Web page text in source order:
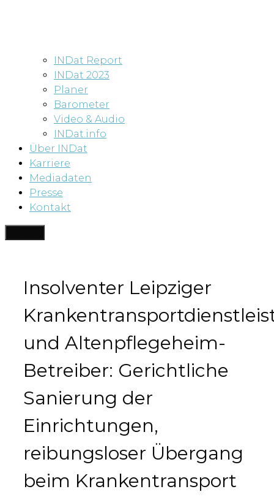
INDat Report
INDat 2023
Planer
Barometer
Video & Audio
INDat.info
Über INDat
Karriere
Mediadaten
Presse
Kontakt
Insolventer Leipziger
und Altenpflegeheim-
Betreiber: Gerichtliche
Sanierung der
Einrichtungen,
reibungsloser Übergang
beim Krankentransport